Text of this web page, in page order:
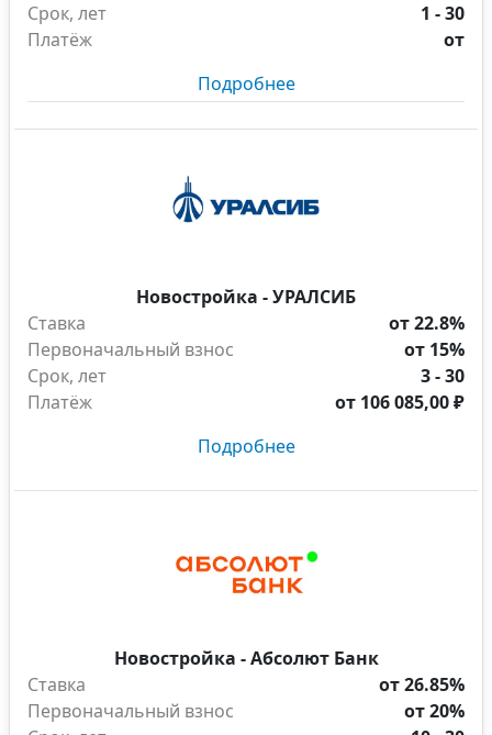
Срок, лет
1 - 30
Платёж
от
Подробнее
Новостройка - УРАЛСИБ
Ставка
от 22.8%
Первоначальный взнос
от 15%
Срок, лет
3 - 30
Платёж
от 106 085,00 ₽
Подробнее
Новостройка - Абсолют Банк
Ставка
от 26.85%
Первоначальный взнос
от 20%